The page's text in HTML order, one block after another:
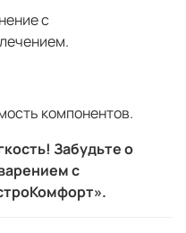
с
компонентов.
Забудьте о
с